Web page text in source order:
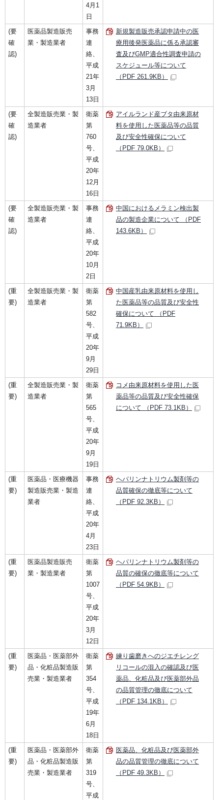
4月1
日
(要
確
認)
医薬品製造販売
業・製造業者
事務
連
絡、
平成
21年
3月
13日
新規製造販売承認申請中の医
療用後発医薬品に係る承認審
査及びGMP適合性調査申請の
スケジュール等について
（PDF 261.9KB）
(要
確
認)
全製造販売業・製
造業者
衛薬
第
760
号、
平成
20年
12月
16日
アイルランド産ブタ由来原材
料を使用した医薬品等の品質
及び安全性確保について
（PDF 79.0KB）
(要
確
認)
全製造販売業・製
造業者
事務
連
絡、
平成
20年
10月
2日
中国におけるメラミン検出製
品の製造企業について （PDF
143.6KB）
(重
要)
全製造販売業・製
造業者
衛薬
第
582
号、
平成
20年
9月
29日
中国産乳由来原材料を使用し
た医薬品等の品質及び安全性
確保について （PDF
71.9KB）
(重
要)
全製造販売業・製
造業者
衛薬
第
565
号、
平成
20年
9月
19日
コメ由来原材料を使用した医
薬品等の品質及び安全性確保
について （PDF 73.1KB）
(重
要)
医薬品・医療機器
製造販売業・製造
業者
事務
連
絡、
平成
20年
4月
23日
ヘパリンナトリウム製剤等の
品質確保の徹底等について
（PDF 92.3KB）
(重
要)
医薬品製造販売
業・製造業者
衛薬
第
1007
号、
平成
20年
3月
12日
ヘパリンナトリウム製剤等の
品質の確保の徹底等について
（PDF 54.9KB）
(重
要)
医薬品・医薬部外
品・化粧品製造販
売業・製造業者
衛薬
第
354
号、
平成
19年
6月
18日
練り歯磨きへのジエチレング
リコールの混入の確認及び医
薬品、化粧品及び医薬部外品
の品質管理の徹底について
（PDF 134.1KB）
(重
要)
医薬品・医薬部外
品・化粧品製造販
売業・製造業者
衛薬
第
319
号、
平成
医薬品、化粧品及び医薬部外
品の品質管理の徹底について
（PDF 49.3KB）